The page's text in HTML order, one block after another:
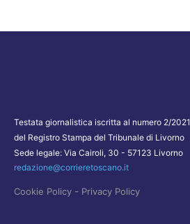
Testata giornalistica iscritta al numero 2/2021
del Registro Stampa del Tribunale di Livorno
Sede legale: Via Cairoli, 30 - 57123 Livorno
redazione@corrieretoscano.it
Cookie Policy - Privacy Policy